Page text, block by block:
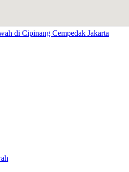
di Cipinang Cempedak Jakarta